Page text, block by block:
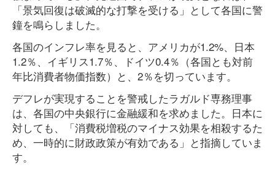
「景気回復は破滅的な打撃を受ける」として各国に警
鐘を鳴らしました。
各国のインフレ率を見ると、アメリカが1.2%、日本
1.2％、イギリス1.7％、ドイツ0.4％（各国とも対前
年比消費者物価指数）と、2％を切っています。
デフレが実現することを警戒したラガルド専務理事
は、各国の中央銀行に金融緩和を求めました。日本に
対しても、「消費税増税のマイナス効果を相殺するた
め、一時的に財政政策が有効である」と指摘していま
す。